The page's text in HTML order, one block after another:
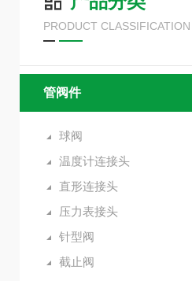
PRODUCT CLASSIFICATION
管阀件
球阀
温度计连接头
直形连接头
压力表接头
针型阀
截止阀